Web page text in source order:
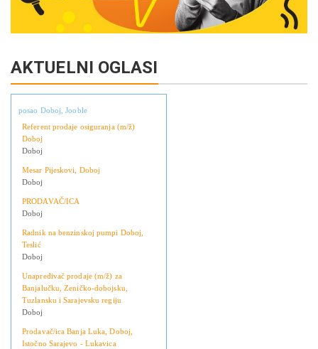
AKTUELNI OGLASI
posao Doboj, Jooble
Referent prodaje osiguranja (m/ž)
Doboj
Doboj
Mesar Pijeskovi, Doboj
Doboj
PRODAVAČ/ICA
Doboj
Radnik na benzinskoj pumpi Doboj,
Teslić
Doboj
Unapređivač prodaje (m/ž) za
Banjalučku, Zeničko-dobojsku,
Tuzlansku i Sarajevsku regiju
Doboj
Prodavač/ica Banja Luka, Doboj,
Istočno Sarajevo - Lukavica